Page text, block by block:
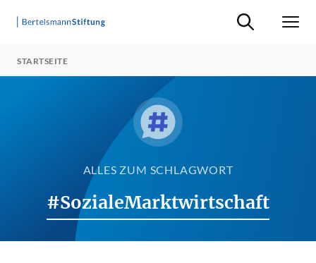
Suche ein-/
STARTSEITE
ALLES ZUM SCHLAGWORT
#SozialeMarktwirtschaft